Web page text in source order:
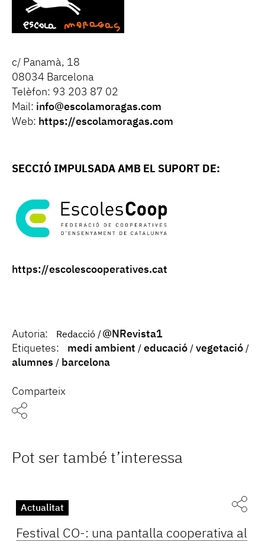
c/ Panamà, 18
08034 Barcelona
Telèfon: 93 203 87 02
Mail: info@escolamoragas.com
Web: https://escolamoragas.com
SECCIÓ IMPULSADA AMB EL SUPORT DE:
https://escolescooperatives.cat
Autoria: Redacció
@NRevista1
Etiquetes:
medi ambient educació
vegetació
alumnes
barcelona
Comparteix
Pot ser també t’interessa
Actualitat
Festival CO-: una pantalla cooperativa al